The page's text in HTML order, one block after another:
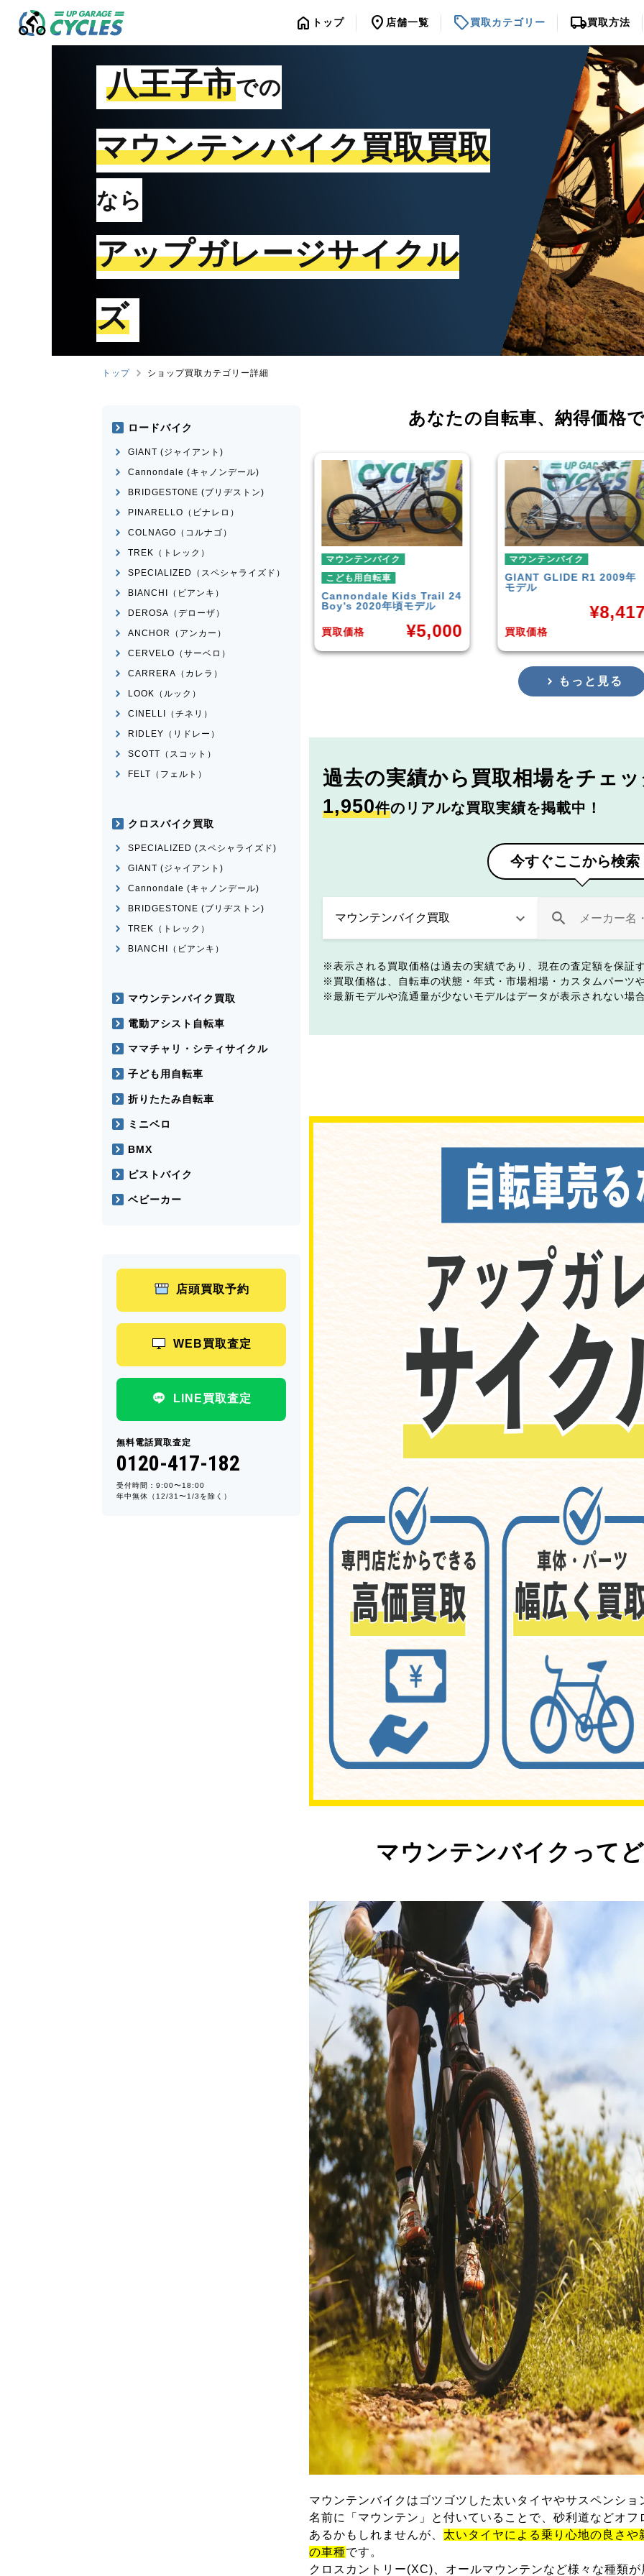
home トップ location_on 店舗一覧 sell買取カテゴリー local_shipping買取方法
八王子市での
マウンテンバイク買取買取
なら
アップガレージサイクル
ズ
トップ ショップ買取カテゴリー詳細
あなたの自転車、 納得価格
マウンテンバイク
MERIDABIGNINE 7000-E
MTB
買取価格
¥ 165,000
マウンテンバイク
こども用自転車
CannondaleKids Trail 24
Boy’s 2020年頃モデル
買取価格 5,000
マウンテンバイク
GLIDE R1 2009年
買取価格
8,417
もっと見る
過去の実績から 買取相場をチェ
1,950件のリアルな買取実績を掲載中！
今すぐここから検索
表示される買取価格は過去の実績であり、現在の査定額を保証
買取価格は、自転車の状態・年式・市場相場・カスタムパーツ
最新モデルや流通量が少ないモデルはデータが表示されない場
マウンテンバイクって
マウンテンバイクはゴツゴツした太いタイヤやサスペンシ
名前に「マウンテン」と付いていることで、砂利道などオ
あるかもしれませんが、 太いタイヤによる乗り心地の良さ
の車種です。
クロスカントリー(XC)、オールマウンテンなど様々な種類
ロードバイク
GIANT (ジャイアント)
Cannondale (キャノンデール)
BRIDGESTONE (ブリヂストン)
PINARELLO（ピナレロ）
COLNAGO（コルナゴ）
TREK（トレック）
SPECIALIZED（スペシャライズド）
BIANCHI（ビアンキ）
DEROSA（デローザ）
ANCHOR（アンカー）
CERVELO（サーベロ）
CARRERA（カレラ）
LOOK（ルック）
CINELLI（チネリ）
RIDLEY（リドレー）
SCOTT（スコット）
FELT（フェルト）
クロスバイク買取
SPECIALIZED (スペシャライズド)
GIANT (ジャイアント)
Cannondale (キャノンデール)
BRIDGESTONE (ブリヂストン)
TREK（トレック）
BIANCHI（ビアンキ）
マウンテンバイク買取
電動アシスト自転車
ママチャリ・シティサイクル
子ども用自転車
折りたたみ自転車
ミニベロ
BMX
ピストバイク
ベビーカー
店頭買取予約
WEB買取査定
LINE買取査定
無料電話買取査定
0120-417-182
受付時間：9:00〜18:00
年中無休（12/31〜1/3を除く）